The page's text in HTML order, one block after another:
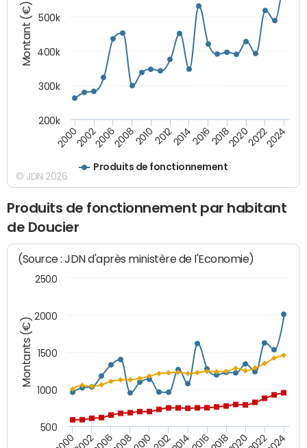
Montant (€)
Produits de fonctionnement
200020022006200820102012201420162018202020222024
200k
300k
400k
500k
© JDN 2026
Produits de fonctionnement par habitant
de Doucier
Montants (€)
(Source : JDN d'après ministère de l'Economie)
20102012201420162018 2022
500
1000
1500
2000
2500